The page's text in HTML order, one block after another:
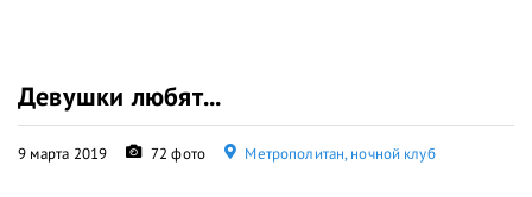
Девушки любят...
9 марта 2019 72 фото Метрополитан, ночной клуб